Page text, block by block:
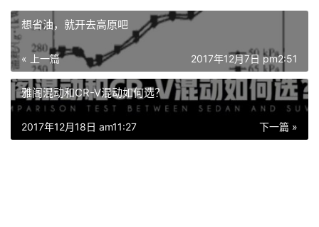
想省油，就开去高原吧
« 上一篇 2017年12月7日 pm2:51
雅阁混动和CR-V混动如何选？
下一篇 »
2017年12月18日 am11:27